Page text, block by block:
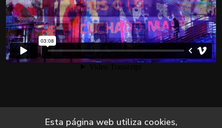
Esta página web utiliza cookies,